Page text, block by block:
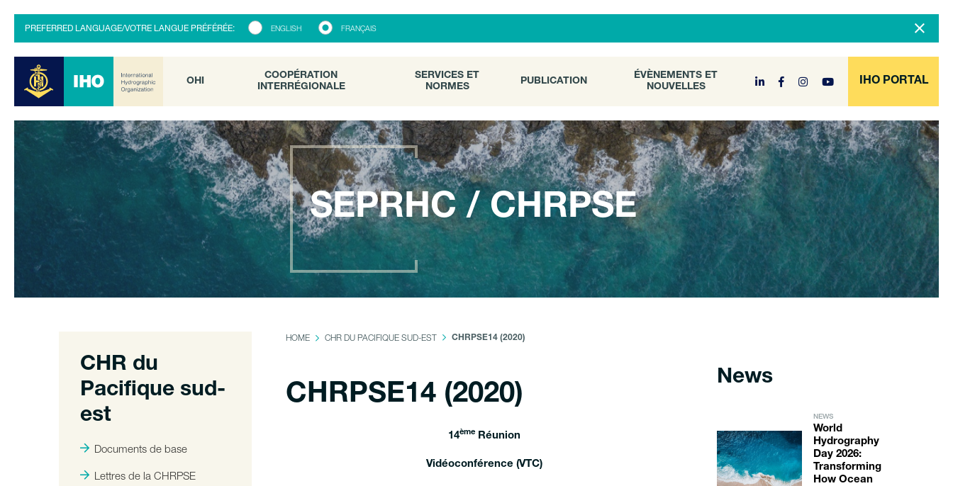
PREFERRED LANGUAGE/VOTRE LANGUE PRÉFÉRÉE: ENGLISH FRANÇAIS
OHI
COOPÉRATION
INTERRÉGIONALE
SERVICES ET
NORMES
PUBLICATION
ÉVÈNEMENTS ET
NOUVELLES
IHO PORTAL
OHI
COOPÉRATION
INTERRÉGIONALE
DOCUMENT
ARCHIVE
SEPRHC / CHRPSE
CHR du
Pacifique sud-
est
Documents de base
Lettres de la CHRPSE
HOME CHR DU PACIFIQUE SUD-EST CHRPSE14 (2020)
CHRPSE14 (2020)
14èmeRéunion
Vidéoconférence (VTC)
News
NEWS
World
Hydrography
Day 2026:
Transforming
How Ocean